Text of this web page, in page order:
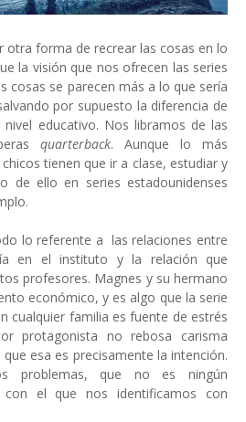
otra forma de recrear las cosas en lo
la visión que nos ofrecen las series
cosas se parecen más a lo que sería
por supuesto la diferencia de
educativo. Nos libramos de las
quarterback. Aunque lo más
tienen que ir a clase, estudiar y
de ello en series estadounidenses
lo referente a las relaciones entre
en el instituto y la relación que
profesores. Magnes y su hermano
económico, y es algo que la serie
cualquier familia es fuente de estrés
protagonista no rebosa carisma
esa es precisamente la intención.
problemas, que no es ningún
con el que nos identificamos con